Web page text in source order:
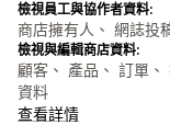
檢視員工與協作者資料:
商店擁有人、 網誌投
檢視與編輯商店資料:
顧客、 產品、 訂單
資料
查看詳情